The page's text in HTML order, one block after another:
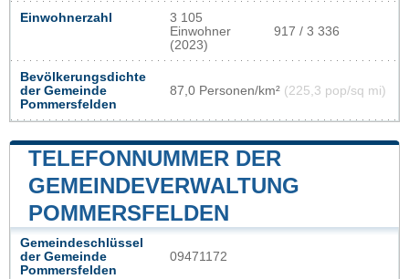
Einwohnerzahl
3 105
Einwohner
(2023)
917 / 3 336
Bevölkerungsdichte
der Gemeinde
Pommersfelden
87,0 Personen/km² (225,3 pop/sq mi)
TELEFONNUMMER DER
GEMEINDEVERWALTUNG
POMMERSFELDEN
Gemeindeschlüssel
der Gemeinde
Pommersfelden
09471172